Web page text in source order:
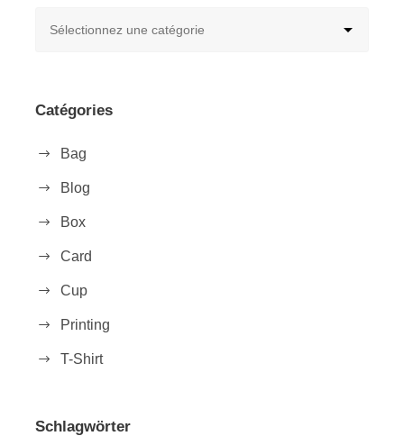
Catégories
Bag
Blog
Box
Card
Cup
Printing
T-Shirt
Schlagwörter